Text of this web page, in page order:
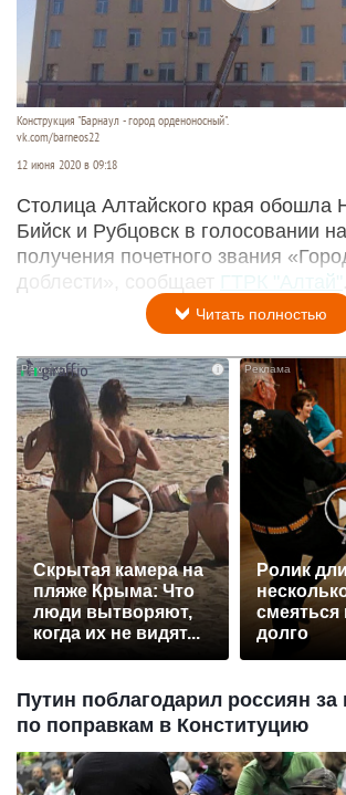
Конструкция "Барнаул - город орденоносный".
vk.com/barneos22
12 июня 2020 в 09:18
Столица Алтайского края обошла
Бийск и Рубцовск в голосовании
получения почетного звания
доблести», сообщает ГТРК "Алтай"
Читать полностью
i
Скрытая камера на
пляже Крыма: Что
люди вытворяют,
когда их не видят...
Ролик
смеяться
долго
Путин поблагодарил россиян за
по поправкам в Конституцию